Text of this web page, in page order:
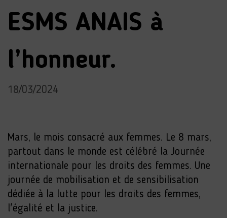
ESMS ANAIS à
l’honneur.
18/03/2024
Mars, le mois consacré aux femmes. Le 8 mars,
partout dans le monde est célébré la Journée
internationale pour les droits des femmes. Une
journée de mobilisation et de sensibilisation
dédiée à la lutte pour les droits des femmes,
l'égalité et la justice.